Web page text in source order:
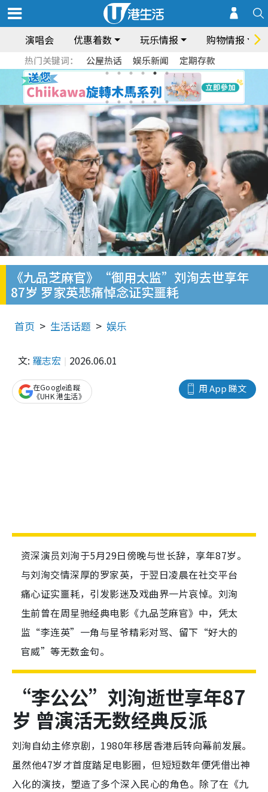
演唱会 优惠着数 玩乐情报 购物情报
热门关键词： 公屋热话 娱乐新闻 定期存款
《九品芝麻官》“御用太监”刘洵去世享年
87岁 罗家英悲痛悼念证实噩耗
首页 生活话题 娱乐
文: 羅志宏 2026.06.01
用 App 睇文
在Google追蹤
《UHK 港生活》
资深演员刘洵于5月29日傍晚与世长辞，享年87岁。
与刘洵交情深厚的罗家英，于翌日凌晨在社交平台
痛心证实噩耗，引发影迷及戏曲界一片哀悼。刘洵
生前曾在周星驰经典电影《九品芝麻官》中，凭太
监“李连英”一角与星爷精彩对骂、留下“好大的
官威”等无数金句。
“李公公”刘洵逝世享年87
岁 曾演活无数经典反派
刘洵自幼主修京剧，1980年移居香港后转向幕前发展。
虽然他47岁才首度踏足电影圈，但短短数年便凭借出神
入化的演技，塑造了多个深入民心的角色。除了在《九